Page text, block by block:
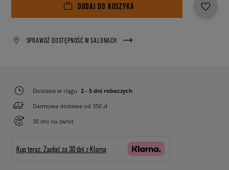
DODAJ DO KOSZYKA
SPRAWDŹ DOSTĘPNOŚĆ W SALONACH
Dostawa w ciągu 2 - 5 dni roboczych
Darmowa dostawa od 350 zł
30 dni na zwrot
Kup teraz. Zapłać za 30 dni z Klarną